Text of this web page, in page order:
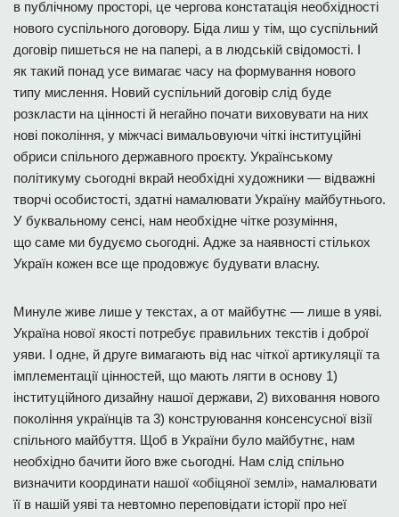
в публічному просторі, це чергова констатація необхідності
нового суспільного договору. Біда лиш у тім, що суспільний
договір пишеться не на папері, а в людській свідомості. І
як такий понад усе вимагає часу на формування нового
типу мислення. Новий суспільний договір слід буде
розкласти на цінності й негайно почати виховувати на них
нові покоління, у міжчасі вимальовуючи чіткі інституційні
обриси спільного державного проєкту. Українському
політикуму сьогодні вкрай необхідні художники — відважні
творчі особистості, здатні намалювати Україну майбутнього.
У буквальному сенсі, нам необхідне чітке розуміння,
що саме ми будуємо сьогодні. Адже за наявності стількох
Україн кожен все ще продовжує будувати власну.
Минуле живе лише у текстах, а от майбутнє — лише в уяві.
Україна нової якості потребує правильних текстів і доброї
уяви. І одне, й друге вимагають від нас чіткої артикуляції та
імплементації цінностей, що мають лягти в основу 1)
інституційного дизайну нашої держави, 2) виховання нового
покоління українців та 3) конструювання консенсусної візії
спільного майбуття. Щоб в України було майбутнє, нам
необхідно бачити його вже сьогодні. Нам слід спільно
визначити координати нашої «обіцяної землі», намалювати
її в нашій уяві та невтомно переповідати історії про неї